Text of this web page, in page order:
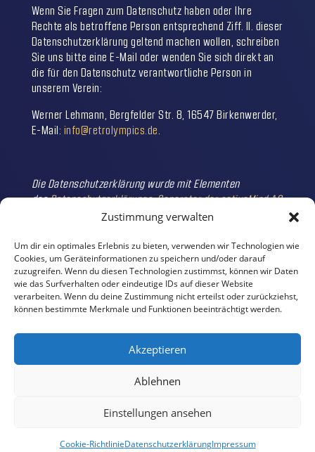
Zustimmung verwalten
Um dir ein optimales Erlebnis zu bieten, verwenden wir Technologien wie
Cookies, um Geräteinformationen zu speichern und/oder darauf
zuzugreifen. Wenn du diesen Technologien zustimmst, können wir Daten
wie das Surfverhalten oder eindeutige IDs auf dieser Website
verarbeiten. Wenn du deine Zustimmung nicht erteilst oder zurückziehst,
können bestimmte Merkmale und Funktionen beeinträchtigt werden.
Akzeptieren
Ablehnen
Einstellungen ansehen
Cookie-RichtlinieDatenschutzerklärungImpressum
Wenn Sie Fragen zum Datenschutz haben oder Ihre
Rechte als betroffene Person entsprechend Ziff. II. dieser
Datenschutzerklärung geltend machen wollen, schreiben
Sie uns bitte eine E-Mail oder wenden Sie sich direkt an
die für den Datenschutz verantwortliche Person in
unserem Verein:
Werner Lehmann, Bergfelder Str. 8, 16547 Birkenwerder,
E-Mail: info@retrolympics.de
Die Datenschutzerklärung wurde mit Elementen
desDatenschutzerklärungs-Generator der activeMind AG
Impressum
Datenschutzerklärung
Cookie-Richtlinie (EU)